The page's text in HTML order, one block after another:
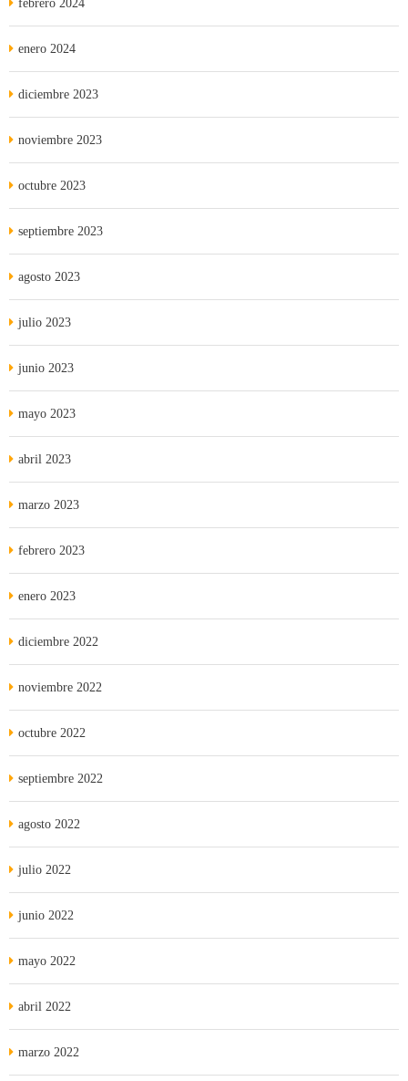
febrero 2024
enero 2024
diciembre 2023
noviembre 2023
octubre 2023
septiembre 2023
agosto 2023
julio 2023
junio 2023
mayo 2023
abril 2023
marzo 2023
febrero 2023
enero 2023
diciembre 2022
noviembre 2022
octubre 2022
septiembre 2022
agosto 2022
julio 2022
junio 2022
mayo 2022
abril 2022
marzo 2022